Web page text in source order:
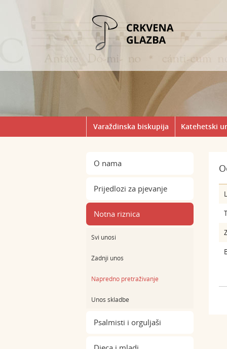
Varaždinska biskupija Katehetski
O nama
Prijedlozi za pjevanje
Notna riznica
Svi unosi
Zadnji unos
Napredno pretraživanje
Unos skladbe
Psalmisti i orguljaši